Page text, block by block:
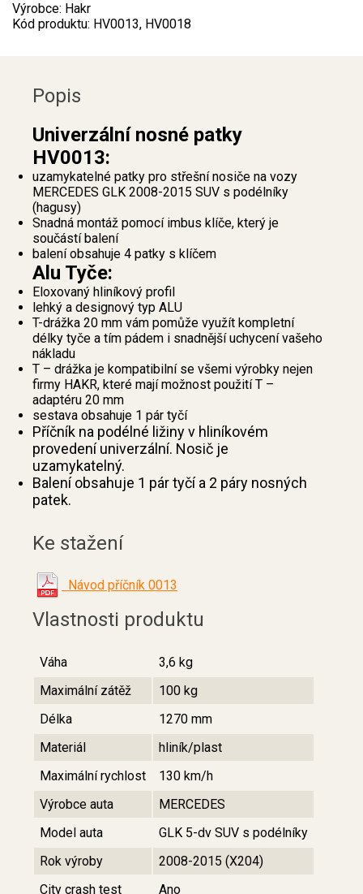
Výrobce: Hakr
Kód produktu: HV0013, HV0018
Popis
Univerzální nosné patky
HV0013:
uzamykatelné patky pro střešní nosiče na vozy
MERCEDES GLK 2008-2015 SUV s podélníky
(hagusy)
Snadná montáž pomocí imbus klíče, který je
součástí balení
balení obsahuje 4 patky s klíčem
Alu Tyče:
Eloxovaný hliníkový profil
lehký a designový typ ALU
T-drážka 20 mm vám pomůže využít kompletní
délky tyče a tím pádem i snadnější uchycení vašeho
nákladu
T – drážka je kompatibilní se všemi výrobky nejen
firmy HAKR, které mají možnost použití T –
adaptéru 20 mm
sestava obsahuje 1 pár tyčí
Příčník na podélné ližiny v hliníkovém
provedení univerzální. Nosič je
uzamykatelný.
Balení obsahuje 1 pár tyčí a 2 páry nosných
patek.
Ke stažení
Návod příčník 0013
Vlastnosti produktu
Váha
3,6 kg
Maximální zátěž
100 kg
Délka
1270 mm
Materiál
hliník/plast
Maximální rychlost
130 km/h
Výrobce auta
MERCEDES
Model auta
GLK 5-dv SUV s podélníky
Rok výroby
2008-2015 (X204)
City crash test
Ano